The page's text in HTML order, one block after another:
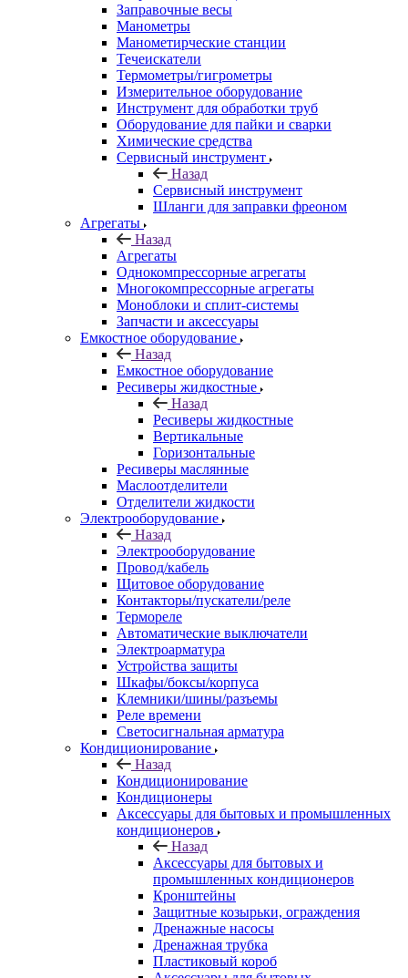
Заправочные весы
Манометры
Манометирческие станции
Течеискатели
Термометры/гигрометры
Измерительное оборудование
Инструмент для обработки труб
Оборудование для пайки и сварки
Химические средства
Сервисный инструмент
Назад
Сервисный инструмент
Шланги для заправки фреоном
Агрегаты
Назад
Агрегаты
Однокомпрессорные агрегаты
Многокомпрессорные агрегаты
Моноблоки и сплит-системы
Запчасти и аксессуары
Емкостное оборудование
Назад
Емкостное оборудование
Ресиверы жидкостные
Назад
Ресиверы жидкостные
Вертикальные
Горизонтальные
Ресиверы маслянные
Маслоотделители
Отделители жидкости
Электрооборудование
Назад
Электрооборудование
Провод/кабель
Щитовое оборудование
Контакторы/пускатели/реле
Термореле
Автоматические выключатели
Электроарматура
Устройства защиты
Шкафы/боксы/корпуса
Клемники/шины/разъемы
Реле времени
Светосигнальная арматура
Кондиционирование
Назад
Кондиционирование
Кондиционеры
Аксессуары для бытовых и промышленных
кондиционеров
Назад
Аксессуары для бытовых и
промышленных кондиционеров
Кронштейны
Защитные козырьки, ограждения
Дренажные насосы
Дренажная трубка
Пластиковый короб